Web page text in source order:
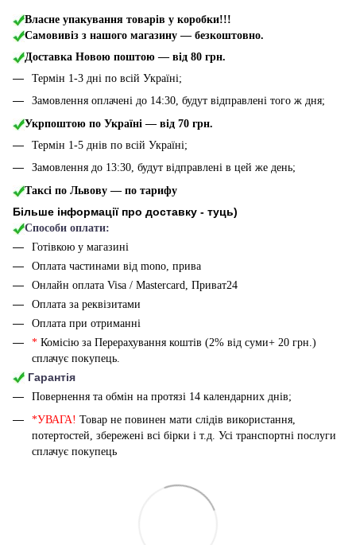
Власне упакування товарів у коробки!!!
Самовивіз з нашого магазину — безкоштовно.
Доставка Новою поштою — від 80 грн.
Термін 1-3 дні по всій Україні;
Замовлення оплачені до 14:30, будут відправлені того ж дня;
Укрпоштою по Україні — від 70 грн.
Термін 1-5 днів по всій Україні;
Замовлення до 13:30, будут відправлені в цей же день;
Таксі по Львову — по тарифу
Більше інформації про доставку - туць)
Способи оплати:
Готівкою у магазині
Оплата частинами від mono, прива
Онлайн оплата Visa / Mastercard, Приват24
Оплата за реквізитами
Оплата при отриманні
* Комісію за Перерахування коштів (2% від суми+ 20 грн.)
сплачує покупець.
Гарантія
Повернення та обмін на протязі 14 календарних днів;
*УВАГА! Товар не повинен мати слідів використання,
потертостей, збережені всі бірки і т.д. Усі транспортні послуги
сплачує покупець